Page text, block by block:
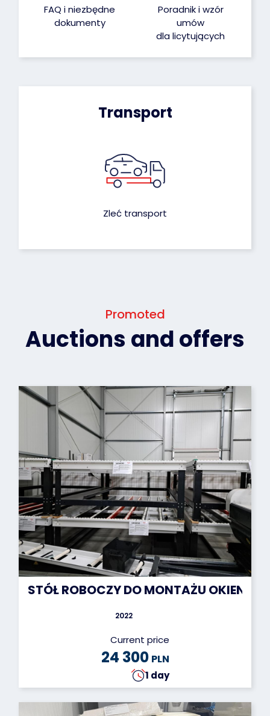
FAQ i niezbędne
dokumenty
Poradnik i wzór
umów
dla licytujących
Transport
Zleć transport
Promoted
Auctions and offers
STÓŁ ROBOCZY DO MONTAŻU OKIEN I
2022
Current price
24 300 PLN
1 day